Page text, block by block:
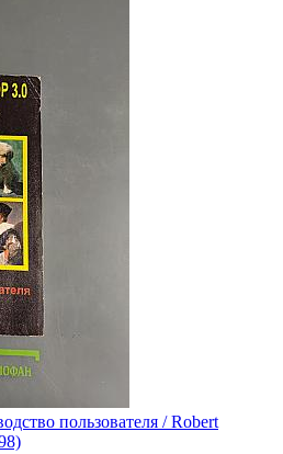
пользователя / Robert